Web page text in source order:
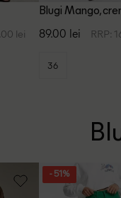
lei
Blugi Mango,
89.00 lei RRP:
36
- 51%